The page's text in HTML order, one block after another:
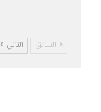
السابق التالي